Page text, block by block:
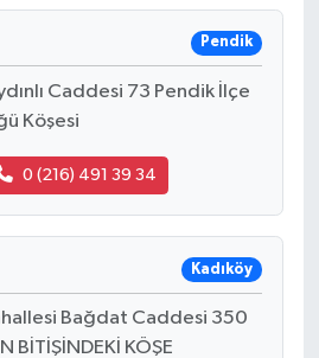
Pendik
Caddesi 73 Pendik İlçe
Köşesi
0 (216) 491 39 34
Kadıköy
Bağdat Caddesi 350
BİTİŞİNDEKİ KÖŞE